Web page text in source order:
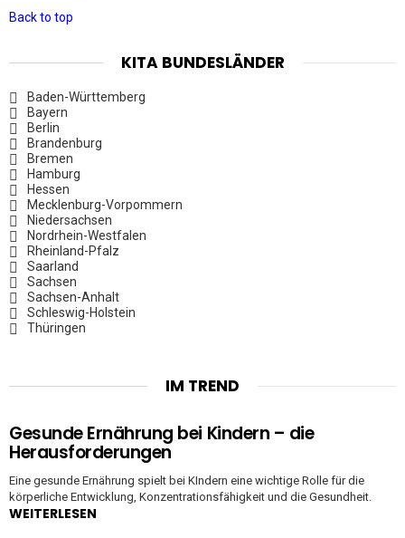
Back to top
KITA BUNDESLÄNDER
Baden-Württemberg
Bayern
Berlin
Brandenburg
Bremen
Hamburg
Hessen
Mecklenburg-Vorpommern
Niedersachsen
Nordrhein-Westfalen
Rheinland-Pfalz
Saarland
Sachsen
Sachsen-Anhalt
Schleswig-Holstein
Thüringen
IM TREND
Gesunde Ernährung bei Kindern – die
Herausforderungen
Eine gesunde Ernährung spielt bei KIndern eine wichtige Rolle für die
körperliche Entwicklung, Konzentrationsfähigkeit und die Gesundheit.
WEITERLESEN